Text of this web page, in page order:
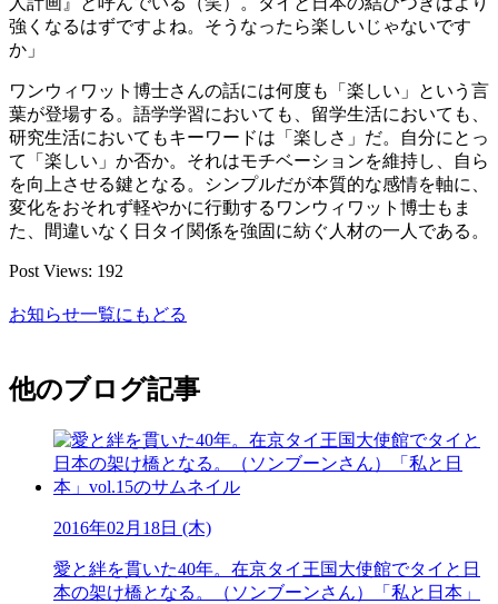
強くなるはずですよね。そうなったら楽しいじゃないです
か」
ワンウィワット博士さんの話には何度も「楽しい」という言
葉が登場する。語学学習においても、留学生活においても、
研究生活においてもキーワードは「楽しさ」だ。自分にとっ
て「楽しい」か否か。それはモチベーションを維持し、自ら
を向上させる鍵となる。シンプルだが本質的な感情を軸に、
変化をおそれず軽やかに行動するワンウィワット博士もま
た、間違いなく日タイ関係を強固に紡ぐ人材の一人である。
Post Views: 192
お知らせ一覧にもどる
他のブログ記事
2016年02月18日 (木)
愛と絆を貫いた40年。在京タイ王国大使館でタイと日
本の架け橋となる。（ソンブーンさん）「私と日本」